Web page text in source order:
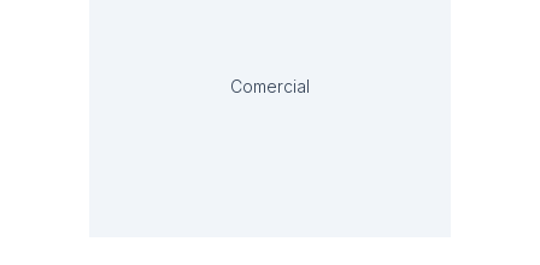
Comercial